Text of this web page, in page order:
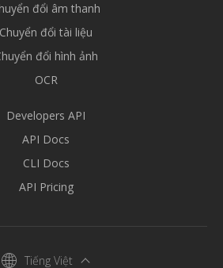
đổi âm thanh
Chuyển đổi tài liệu
đổi hình ảnh
OCR
Developers API
API Docs
CLI Docs
API Pricing
Tiếng Việt